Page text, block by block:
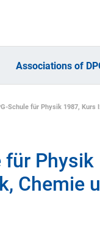
Associations of
Schule für Physik 1987,
für
Chemie